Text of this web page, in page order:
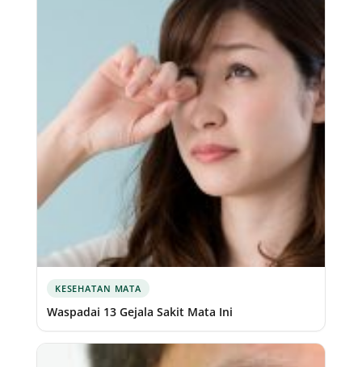
KESEHATAN MATA
Waspadai 13 Gejala Sakit Mata Ini